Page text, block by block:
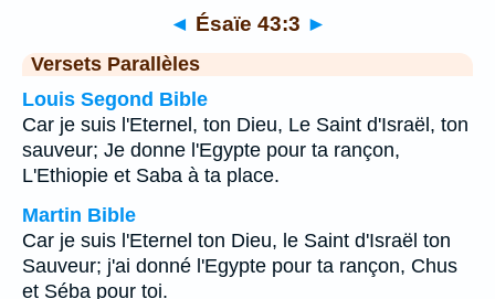
◄ Ésaïe 43:3 ►
Versets Parallèles
Louis Segond Bible
Car je suis l'Eternel, ton Dieu, Le Saint d'Israël, ton
sauveur; Je donne l'Egypte pour ta rançon,
L'Ethiopie et Saba à ta place.
Martin Bible
Car je suis l'Eternel ton Dieu, le Saint d'Israël ton
Sauveur; j'ai donné l'Egypte pour ta rançon, Chus
et Séba pour toi.